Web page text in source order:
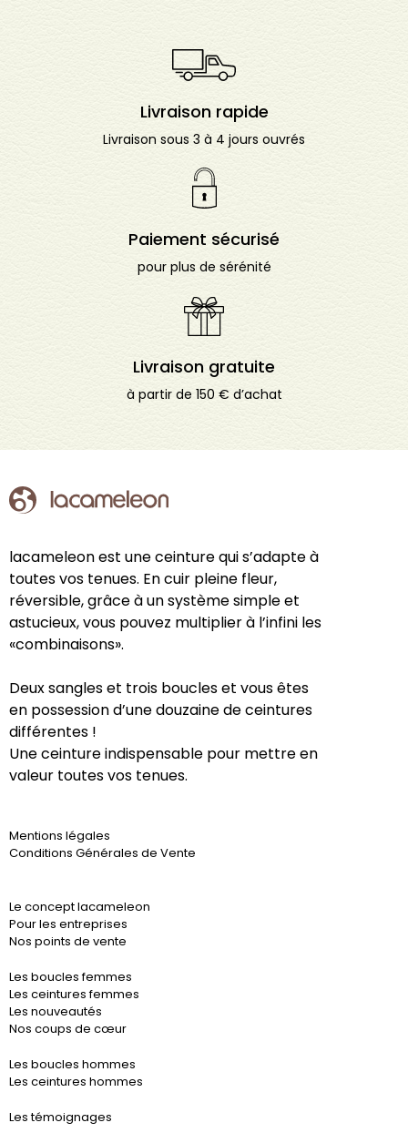
Livraison rapide
Livraison sous 3 à 4 jours ouvrés
Paiement sécurisé
pour plus de sérénité
Livraison gratuite
à partir de 150 € d’achat
lacameleon est une ceinture qui s’adapte à
toutes vos tenues. En cuir pleine fleur,
réversible, grâce à un système simple et
astucieux, vous pouvez multiplier à l’infini les
«combinaisons».
Deux sangles et trois boucles et vous êtes
en possession d’une douzaine de ceintures
différentes !
Une ceinture indispensable pour mettre en
valeur toutes vos tenues.
Mentions légales
Conditions Générales de Vente
Le concept lacameleon
Pour les entreprises
Nos points de vente
Les boucles femmes
Les ceintures femmes
Les nouveautés
Nos coups de cœur
Les boucles hommes
Les ceintures hommes
Les témoignages